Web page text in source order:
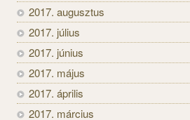
2017. augusztus
2017. július
2017. június
2017. május
2017. április
2017. március